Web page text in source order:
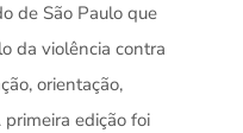
de São Paulo que
da violência contra
orientação,
edição foi